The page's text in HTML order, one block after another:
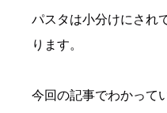
パスタは小分けにされ
ります。
今回の記事でわかって